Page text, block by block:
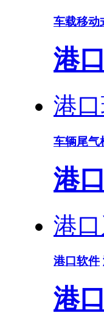
车载移动
港
港
车辆尾气
港
港
港口软件
港